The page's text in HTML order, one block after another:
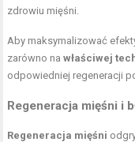
zdrowiu mięśni.
Aby maksymalizować
zarówno nawłaściwej
odpowiedniej regeneracji
Regeneracja mięśni i
Regeneracja mięśni